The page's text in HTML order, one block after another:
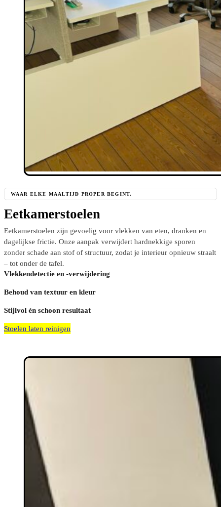
WAAR ELKE MAALTIJD PROPER BEGINT.
Eetkamerstoelen
Eetkamerstoelen zijn gevoelig voor vlekken van eten, dranken en
dagelijkse frictie. Onze aanpak verwijdert hardnekkige sporen
zonder schade aan stof of structuur, zodat je interieur opnieuw straalt
– tot onder de tafel.
Vlekkendetectie en -verwijdering
Behoud van textuur en kleur
Stijlvol én schoon resultaat
Stoelen laten reinigen